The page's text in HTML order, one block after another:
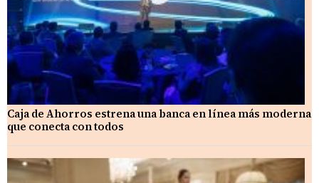
Caja de Ahorros estrena una banca en línea más moderna
que conecta con todos